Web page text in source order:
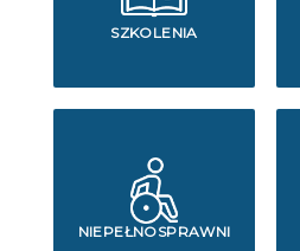
SZKOLENIA
NIEPEŁNOSPRAWNI